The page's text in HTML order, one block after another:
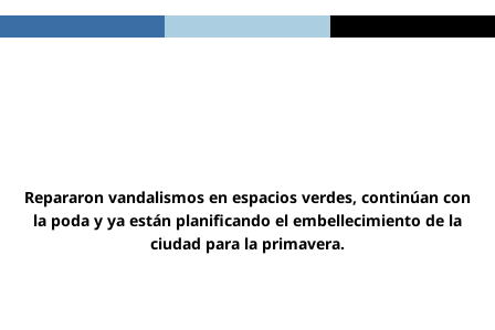
Repararon vandalismos en espacios verdes, continúan con
la poda y ya están planificando el embellecimiento de la
ciudad para la primavera.